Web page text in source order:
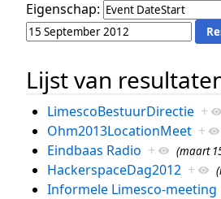
Eigenschap:
Lijst van
LimescoBestuurDirectie +
Ohm2013LocationMeet +
Eindbaas Radio + (maart
HackerspaceDag2012 +
Informele Limesco-meeting